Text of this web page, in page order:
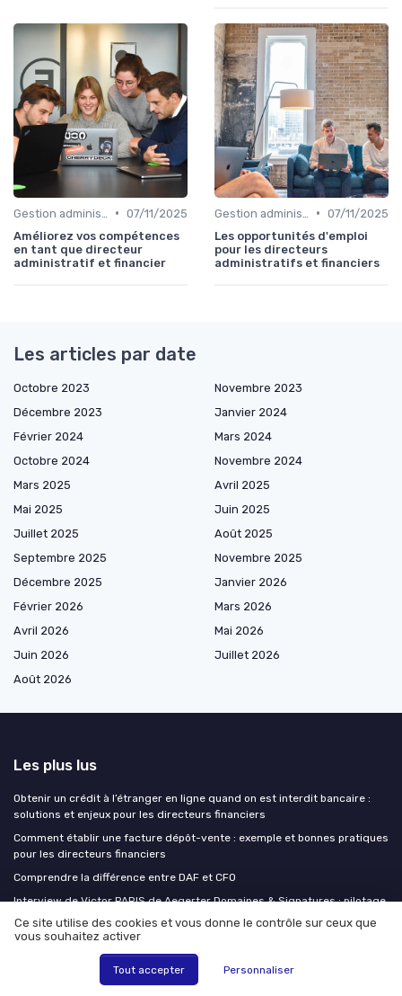
• 07/11/2025
Améliorez vos compétences
en tant que directeur
administratif et financier
• 07/11/2025
Les opportunités d'emploi
pour les directeurs
administratifs et financiers
Les articles par date
Octobre 2023
Novembre 2023
Décembre 2023
Janvier 2024
Février 2024
Mars 2024
Octobre 2024
Novembre 2024
Mars 2025
Avril 2025
Mai 2025
Juin 2025
Juillet 2025
Août 2025
Septembre 2025
Novembre 2025
Décembre 2025
Janvier 2026
Février 2026
Mars 2026
Avril 2026
Mai 2026
Juin 2026
Juillet 2026
Août 2026
Les plus lus
Obtenir un crédit à l’étranger en ligne quand on est interdit bancaire :
solutions et enjeux pour les directeurs financiers
Comment établir une facture dépôt-vente : exemple et bonnes pratiques
pour les directeurs financiers
Comprendre la différence entre DAF et CFO
Interview de Victor PARIS de Aegerter Domaines & Signatures : pilotage
financier d’un groupe viticole
Comprendre le bilan fonctionnel à travers un exercice corrigé
Les derniers articles
Ce site utilise des cookies et vous donne le contrôle sur ceux que
vous souhaitez activer
Tout accepter Personnaliser